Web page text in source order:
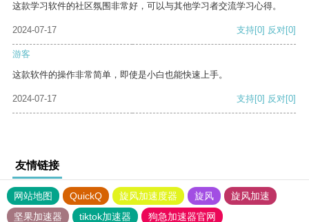
这款学习软件的社区氛围非常好，可以与其他学习者交流学习心得。
2024-07-17 支持[0] 反对[0]
游客
这款软件的操作非常简单，即使是小白也能快速上手。
2024-07-17 支持[0] 反对[0]
友情链接
网站地图 QuickQ 旋风加速度器 旋风
旋风加速
坚果加速器
tiktok加速器 狗急加速器官网